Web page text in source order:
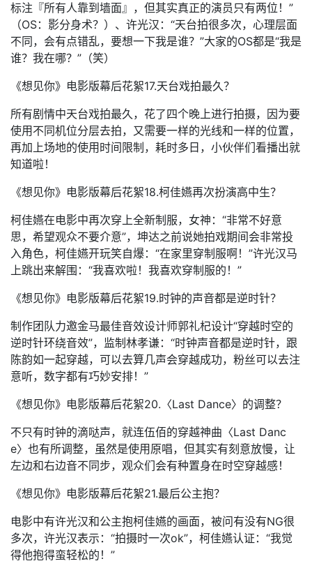
标注『所有人靠到墙面』，但其实真正的演员只有两位！”
（OS：影分身术？）、许光汉：“天台拍很多次，心理层面
不同，会有点错乱，要想一下我是谁？”大家的OS都是“我是
谁？我在哪？”（笑）
《想见你》电影版幕后花絮17.天台戏拍最久？
所有剧情中天台戏拍最久，花了四个晚上进行拍摄，因为要
使用不同机位分层去拍，又需要一样的光线和一样的位置，
再加上场地的使用时间限制，耗时多日，小伙伴们看播出就
知道啦！
《想见你》电影版幕后花絮18.柯佳嬿再次扮演高中生？
柯佳嬿在电影中再次穿上全新制服，女神：“非常不好意
思，希望观众不要介意”，坤达之前说她拍戏期间会非常投
入角色，柯佳嬿开玩笑自爆：“在家里穿制服啊！”许光汉马
上跳出来解围：“我喜欢啦！我喜欢穿制服的！”
《想见你》电影版幕后花絮19.时钟的声音都是逆时针？
制作团队力邀金马最佳音效设计师郭礼杞设计“穿越时空的
逆时针环绕音效”，监制林孝谦：“时钟声音都是逆时针，跟
陈韵如一起穿越，可以去算几声会穿越成功，粉丝可以去注
意听，数字都有巧妙安排！”
《想见你》电影版幕后花絮20.〈Last Dance〉的调整？
不只有时钟的滴哒声，就连伍佰的穿越神曲〈Last Danc
e〉也有所调整，虽然是使用原唱，但其实有刻意放慢，让
左边和右边音不同步，观众们会有种置身在时空穿越感！
《想见你》电影版幕后花絮21.最后公主抱？
电影中有许光汉和公主抱柯佳嬿的画面，被问有没有NG很
多次，许光汉表示：“拍摄时一次ok”，柯佳嬿认证：“我觉
得他抱得蛮轻松的！”